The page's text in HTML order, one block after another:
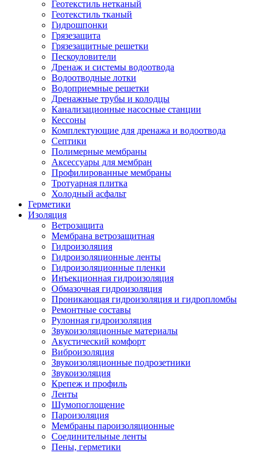
Геотекстиль нетканый
Геотекстиль тканый
Гидрошпонки
Грязезащита
Грязезащитные решетки
Пескоуловители
Дренаж и системы водоотвода
Водоотводные лотки
Водоприемные решетки
Дренажные трубы и колодцы
Канализационные насосные станции
Кессоны
Комплектующие для дренажа и водоотвода
Септики
Полимерные мембраны
Аксессуары для мембран
Профилированные мембраны
Тротуарная плитка
Холодный асфальт
Герметики
Изоляция
Ветрозащита
Мембрана ветрозащитная
Гидроизоляция
Гидроизоляционные ленты
Гидроизоляционные пленки
Инъекционная гидроизоляция
Обмазочная гидроизоляция
Проникающая гидроизоляция и гидропломбы
Ремонтные составы
Рулонная гидроизоляция
Звукоизоляционные материалы
Акустический комфорт
Виброизоляция
Звукоизоляционные подрозетники
Звукоизоляция
Крепеж и профиль
Ленты
Шумопоглощение
Пароизоляция
Мембраны пароизоляционные
Соединительные ленты
Пены, герметики